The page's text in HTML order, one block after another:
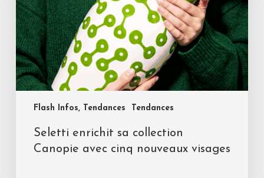
Flash Infos, Tendances Tendances
Seletti enrichit sa collection
Canopie avec cinq nouveaux visages